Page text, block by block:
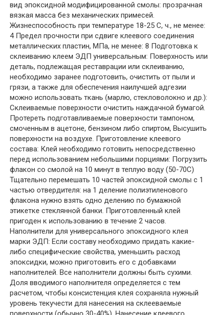
вид эпоксидной модифицированной смолы: прозрачная
вязкая масса без механических примесей.
Жизнеспособность при температуре 18-25 С, ч., не менее:
4 Предел прочности при сдвиге клеевого соединения
металлических пластин, МПа, не менее: 8 Подготовка к
склеиванию клеем ЭДП универсальным: Поверхность или
деталь, подлежащая реставрации или склеиванию,
необходимо заранее подготовить, очистить от пыли и
грязи, а также для обеспечения наилучшей адгезии
можно использовать ткань (марлю, стекловолокно и др.):
Склеиваемые поверхности очистить наждачной бумагой.
Протереть подготавливаемые поверхности тампоном,
смоченным в ацетоне, бензином либо спиртом, Высушить
поверхности на воздухе. Приготовление клеевого
состава: Клей необходимо готовить непосредственно
перед использованием небольшими порциями: Погрузить
флакон со смолой на 10 минут в теплую воду (50-70С)
Тщательно перемешать 10 частей эпоксидной смолы с 1
частью отвердителя: на 1 деление полиэтиленового
флакона нужно взять одно делению по бумажной
этикетке стеклянной банки. Приготовленный клей
пригоден к использованию в течение 2 часов.
Наполнители для универсального эпоксидного клея
марки ЭДП: Если составу необходимо придать какие-
либо специфические свойства, уменьшить расход
эпоксидки, можно приготовить его с добавками
наполнителей. Все наполнители должны быть сухими.
Доля вводимого наполнителя определяется с тем
расчетом, чтобы консистенция клея сохраняла нужный
уровень текучести для нанесения на склееваемые